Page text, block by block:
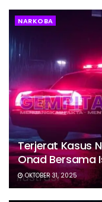
NARKOBA
Terjerat Kasus
Onad Bersama
OKTOBER 31, 2025